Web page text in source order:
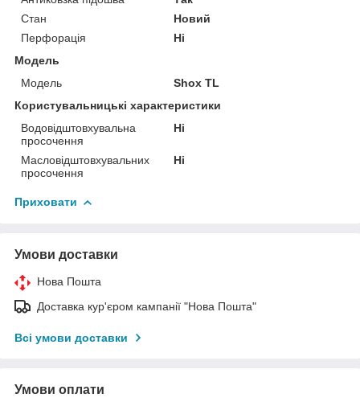
Стан
Новий
Перфорація
Ні
Модель
Модель
Shox TL
Користувальницькі характеристики
Водовідштовхувальна
просочення
Ні
Масловідштовхувальних
просочення
Ні
Приховати
Умови доставки
Нова Пошта
Доставка кур'єром кампанії "Нова Пошта"
Всі умови доставки
Умови оплати